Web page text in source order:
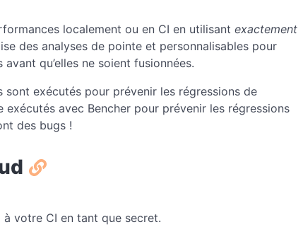
localement ou en CI en utilisant exactement
des analyses de pointe et personnalisables pour
qu’elles ne soient fusionnées.
sont exécutés pour prévenir les régressions de
avec Bencher pour prévenir les régressions
des bugs !
votre CI en tant que secret.